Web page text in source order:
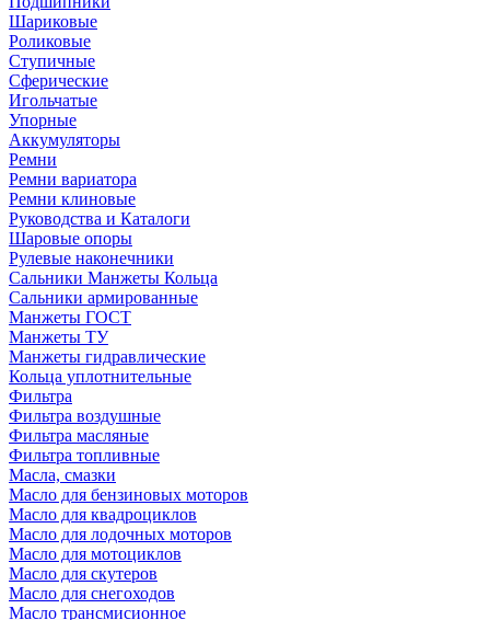
Шариковые
Роликовые
Ступичные
Сферические
Игольчатые
Упорные
Аккумуляторы
Ремни
Ремни вариатора
Ремни клиновые
Руководства и Каталоги
Шаровые опоры
Рулевые наконечники
Сальники Манжеты Кольца
Сальники армированные
Манжеты ГОСТ
Манжеты ТУ
Манжеты гидравлические
Кольца уплотнительные
Фильтра
Фильтра воздушные
Фильтра масляные
Фильтра топливные
Масла, смазки
Масло для бензиновых моторов
Масло для квадроциклов
Масло для лодочных моторов
Масло для мотоциклов
Масло для скутеров
Масло для снегоходов
Масло трансмисионное